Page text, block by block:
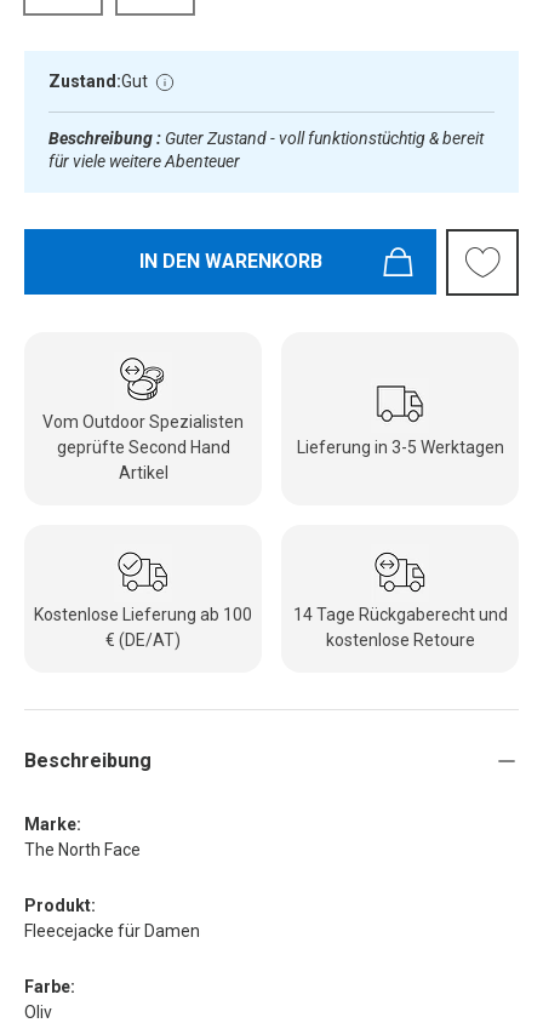
Zustand:Gut
Beschreibung : Guter Zustand - voll funktionstüchtig & bereit
für viele weitere Abenteuer
IN DEN WARENKORB
Vom Outdoor Spezialisten
geprüfte Second Hand
Artikel
Lieferung in 3-5 Werktagen
Kostenlose Lieferung ab 100
€ (DE/AT)
14 Tage Rückgaberecht und
kostenlose Retoure
Beschreibung
Marke:
The North Face
Produkt:
Fleecejacke für Damen
Farbe:
Oliv